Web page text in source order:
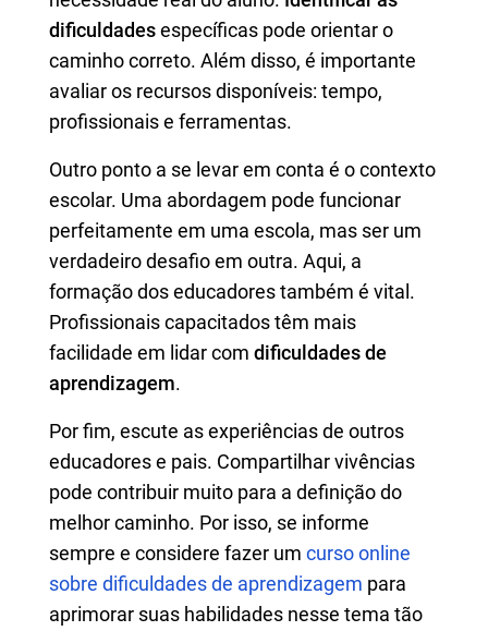
dificuldadesespecíficas pode orientar o
caminho correto. Além disso, é importante
avaliar os recursos disponíveis: tempo,
profissionais e ferramentas.
Outro ponto a se levar em conta é o contexto
escolar. Uma abordagem pode funcionar
perfeitamente em uma escola, mas ser um
verdadeiro desafio em outra. Aqui, a
formação dos educadores também é vital.
Profissionais capacitados têm mais
facilidade em lidar com dificuldades de
aprendizagem.
Por fim, escute as experiências de outros
educadores e pais. Compartilhar vivências
pode contribuir muito para a definição do
melhor caminho. Por isso, se informe
sempre e considere fazer um curso online
sobre dificuldades de aprendizagem para
aprimorar suas habilidades nesse tema tão